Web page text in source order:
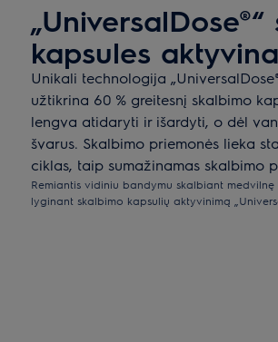
kapsules
Unikali technologija
užtikrina 60 % greitesnį skalbimo
lengva atidaryti ir išardyti, o dėl
švarus. Skalbimo priemonės lieka
ciklas, taip sumažinamas skalbimo
Remiantis vidiniu bandymu skalbiant
lyginant skalbimo kapsulių aktyvinimą